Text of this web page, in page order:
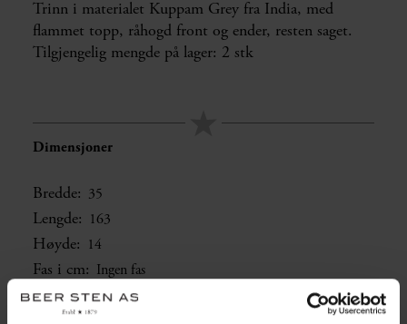
Trinn i materialet Kuppam Grey fra India, med
flammet topp, råhogd front og ender, resten saget.
Tilgjengelig mengde på lager: 2 stk
Dimensjoner
Bredde: 35
Lengde: 163
Høyde: 14
Fas i cm: Ingen fas